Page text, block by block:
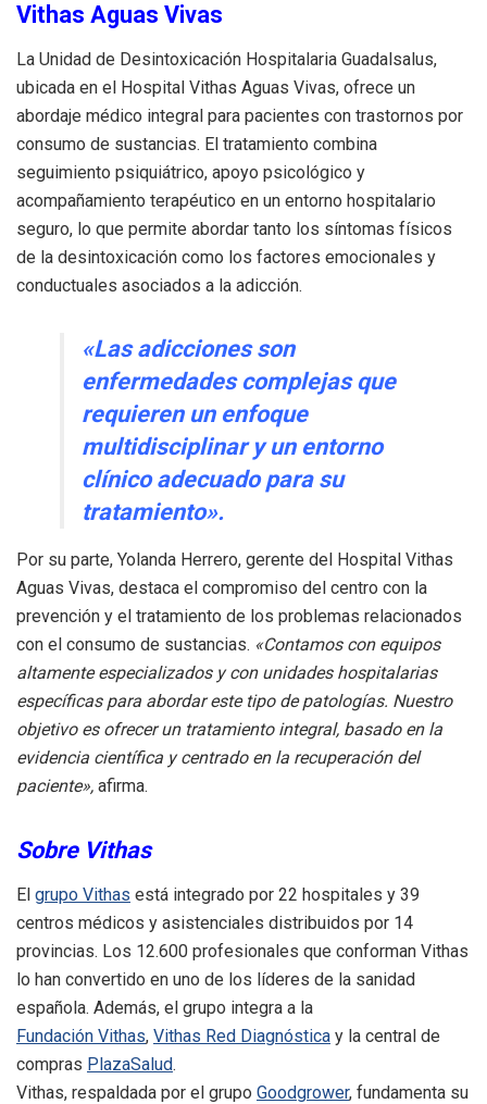
Vithas Aguas Vivas
La Unidad de Desintoxicación Hospitalaria Guadalsalus,
ubicada en el Hospital Vithas Aguas Vivas, ofrece un
abordaje médico integral para pacientes con trastornos por
consumo de sustancias. El tratamiento combina
seguimiento psiquiátrico, apoyo psicológico y
acompañamiento terapéutico en un entorno hospitalario
seguro, lo que permite abordar tanto los síntomas físicos
de la desintoxicación como los factores emocionales y
conductuales asociados a la adicción.
«Las adicciones son
enfermedades complejas que
requieren un enfoque
multidisciplinar y un entorno
clínico adecuado para su
tratamiento».
Por su parte, Yolanda Herrero, gerente del Hospital Vithas
Aguas Vivas, destaca el compromiso del centro con la
prevención y el tratamiento de los problemas relacionados
con el consumo de sustancias. «Contamos con equipos
altamente especializados y con unidades hospitalarias
específicas para abordar este tipo de patologías. Nuestro
objetivo es ofrecer un tratamiento integral, basado en la
evidencia científica y centrado en la recuperación del
paciente», afirma.
Sobre Vithas
El grupo Vithas está integrado por 22 hospitales y 39
centros médicos y asistenciales distribuidos por 14
provincias. Los 12.600 profesionales que conforman Vithas
lo han convertido en uno de los líderes de la sanidad
española. Además, el grupo integra a la
Fundación Vithas, Vithas Red Diagnóstica y la central de
compras PlazaSalud.
Vithas, respaldada por el grupo Goodgrower, fundamenta su